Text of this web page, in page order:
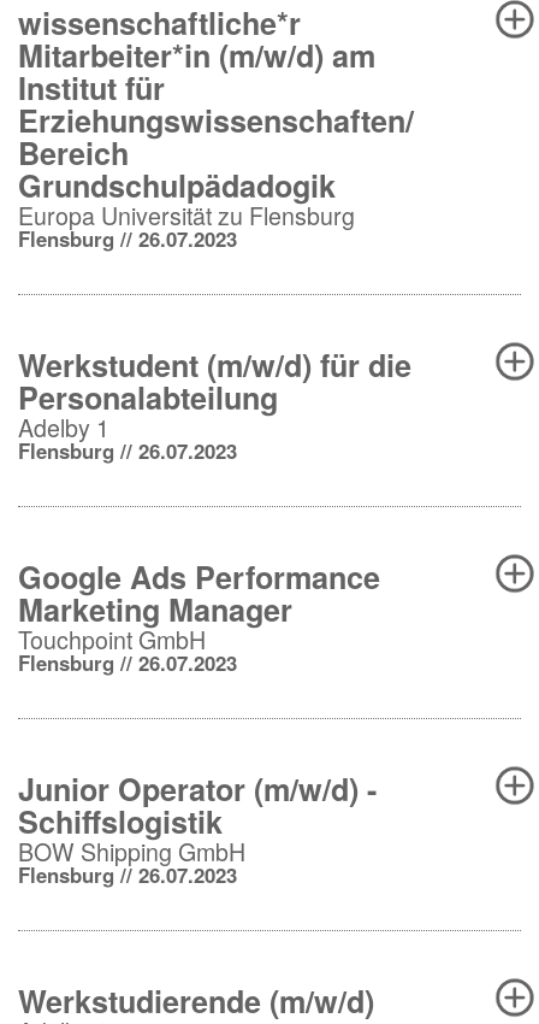
wissenschaftliche*r
Mitarbeiter*in (m/w/d) am
Institut für
Erziehungswissenschaften/
Bereich
Grundschulpädadogik
Europa Universität zu Flensburg
Flensburg // 26.07.2023
Werkstudent (m/w/d) für die
Personalabteilung
Adelby 1
Flensburg // 26.07.2023
Google Ads Performance
Marketing Manager
Touchpoint GmbH
Flensburg // 26.07.2023
Junior Operator (m/w/d) -
Schiffslogistik
BOW Shipping GmbH
Flensburg // 26.07.2023
Werkstudierende (m/w/d)